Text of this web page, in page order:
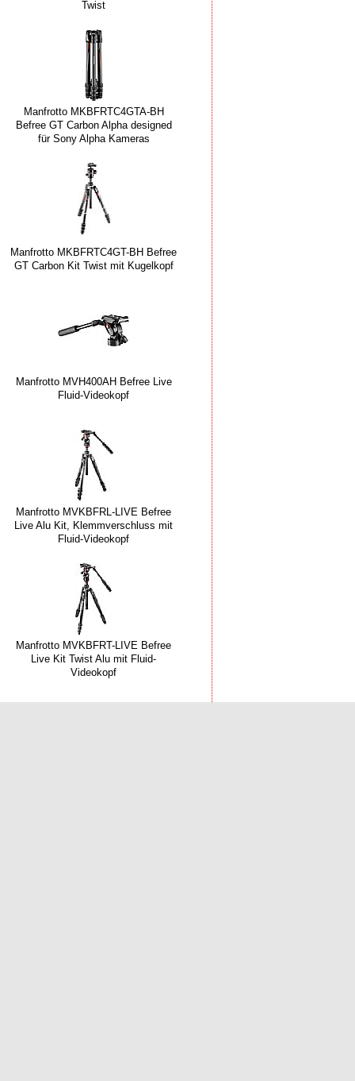
Twist
Manfrotto MKBFRTC4GTA-BH
Befree GT Carbon Alpha designed
für Sony Alpha Kameras
Manfrotto MKBFRTC4GT-BH Befree
GT Carbon Kit Twist mit Kugelkopf
Manfrotto MVH400AH Befree Live
Fluid-Videokopf
Manfrotto MVKBFRL-LIVE Befree
Live Alu Kit, Klemmverschluss mit
Fluid-Videokopf
Manfrotto MVKBFRT-LIVE Befree
Live Kit Twist Alu mit Fluid-
Videokopf